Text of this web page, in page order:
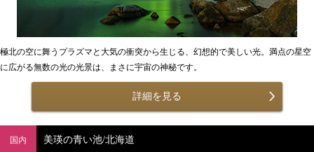
極北の空に舞うプラズマと大気の衝突から生じる、幻想的で美しい光。満点の星空
に広がる無数の光の光景は、まさに宇宙の神秘です。
詳細を見る
国内 美瑛の青い池/北海道